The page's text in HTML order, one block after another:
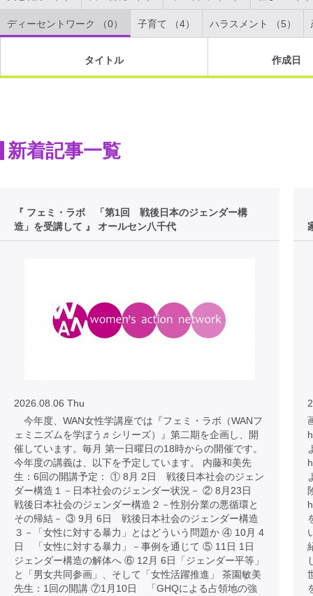
ディーセントワーク （0） 子育て （4） ハラスメント （5）
タイトル 作成日
新着記事一覧
『 フェミ・ラボ 「第1回 戦後日本のジェンダー構
造」を受講して 』 オールセン八千代
2026.08.06 Thu
今年度、WAN女性学講座では『フェミ・ラボ（WANフ
ェミニズムを学ぼう♬シリーズ）』第二期を企画し、開
催しています。毎月 第一日曜日の18時からの開催です。
今年度の講義は、以下を予定しています。 内藤和美先
生：6回の開講予定： ① 8月 2日 戦後日本社会のジェン
ダー構造１－日本社会のジェンダー状況－ ② 8月23日
戦後日本社会のジェンダー構造２－性別分業の悪循環と
その帰結－ ③ 9月 6日 戦後日本社会のジェンダー構造
３－「女性に対する暴力」とはどういう問題か ④ 10月 4
日 「女性に対する暴力」－事例を通じて ⑤ 11日 1日
ジェンダー構造の解体へ ⑥ 12月 6日「ジェンダー平等」
と「男女共同参画」、そして「女性活躍推進」 茶園敏美
先生：1回の開講 ⑦1月10日 「GHQによる占領地の強